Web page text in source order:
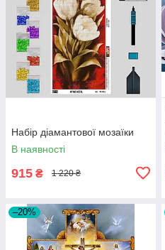
Набір діамантової мозаїки
В наявності
915 ₴ 1 220 ₴
–20%